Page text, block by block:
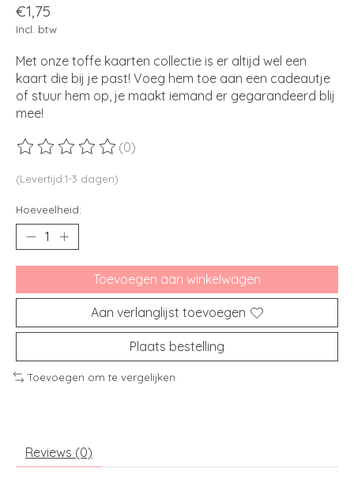
€1,75
Incl. btw
Met onze toffe kaarten collectie is er altijd wel een
kaart die bij je past! Voeg hem toe aan een cadeautje
of stuur hem op, je maakt iemand er gegarandeerd blij
mee!
De beoordeling van dit product is
(0)
(Levertijd:1-3 dagen)
Hoeveelheid:
Toevoegen aan winkelwagen
Aan verlanglijst toevoegen
Plaats bestelling
Toevoegen om te vergelijken
Reviews (0)